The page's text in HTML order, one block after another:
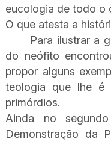
eucologia de todo o
O que atesta a
Para ilustrar a
do neófito
propor alguns
teologia que lhe é
primórdios.
Ainda no
Demonstração da